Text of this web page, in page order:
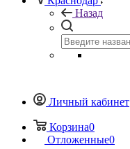
Назад
Личный кабинет
Корзина0
Отложенные0